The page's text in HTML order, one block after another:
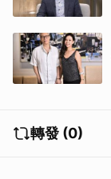
轉發 (0)